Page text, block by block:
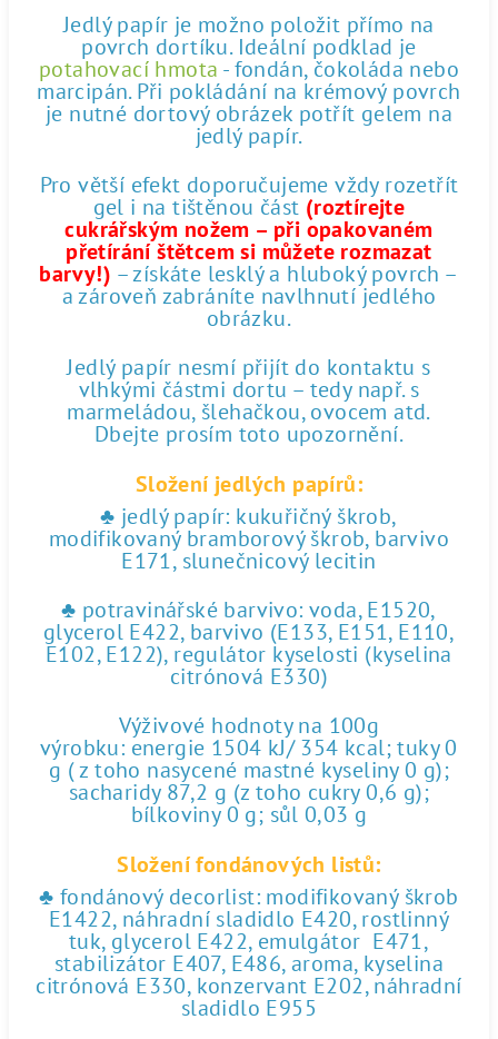
Jedlý papír je možno položit přímo na
povrch dortíku. Ideální podklad je
potahovací hmota - fondán, čokoláda nebo
marcipán. Při pokládání na krémový povrch
je nutné dortový obrázek potřít gelem na
jedlý papír.
Pro větší efekt doporučujeme vždy rozetřít
gel i na tištěnou část (roztírejte
cukrářským nožem – při opakovaném
přetírání štětcem si můžete rozmazat
barvy!) – získáte lesklý a hluboký povrch –
a zároveň zabráníte navlhnutí jedlého
obrázku.
Jedlý papír nesmí přijít do kontaktu s
vlhkými částmi dortu – tedy např. s
marmeládou, šlehačkou, ovocem atd.
Dbejte prosím toto upozornění.
Složení jedlých papírů:
♣ jedlý papír: kukuřičný škrob,
modifikovaný bramborový škrob, barvivo
E171, slunečnicový lecitin
♣ potravinářské barvivo: voda, E1520,
glycerol E422, barvivo (E133, E151, E110,
E102, E122), regulátor kyselosti (kyselina
citrónová E330)
Výživové hodnoty na 100g
výrobku: energie 1504 kJ/ 354 kcal; tuky 0
g ( z toho nasycené mastné kyseliny 0 g);
sacharidy 87,2 g (z toho cukry 0,6 g);
bílkoviny 0 g; sůl 0,03 g
Složení fondánových listů:
♣ fondánový decorlist: modifikovaný škrob
E1422, náhradní sladidlo E420, rostlinný
tuk, glycerol E422, emulgátor E471,
stabilizátor E407, E486, aroma, kyselina
citrónová E330, konzervant E202, náhradní
sladidlo E955